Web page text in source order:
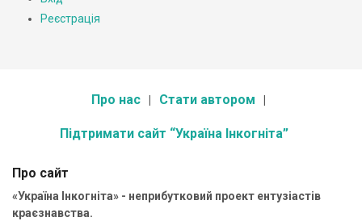
Реєстрація
Про нас Стати автором
Підтримати сайт “Україна Інкогніта”
Про сайт
«Україна Інкогніта» - неприбутковий проект ентузіастів
краєзнавства.